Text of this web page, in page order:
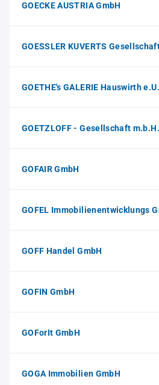
GOECKE AUSTRIA GmbH
GOESSLER KUVERTS
GOETHE's GALERIE Hauswirth e.U.
GOETZLOFF - Gesellschaft m.b.H.
GOFAIR GmbH
GOFEL Immobilienentwicklungs
GOFF Handel GmbH
GOFIN GmbH
GOForIt GmbH
GOGA Immobilien GmbH